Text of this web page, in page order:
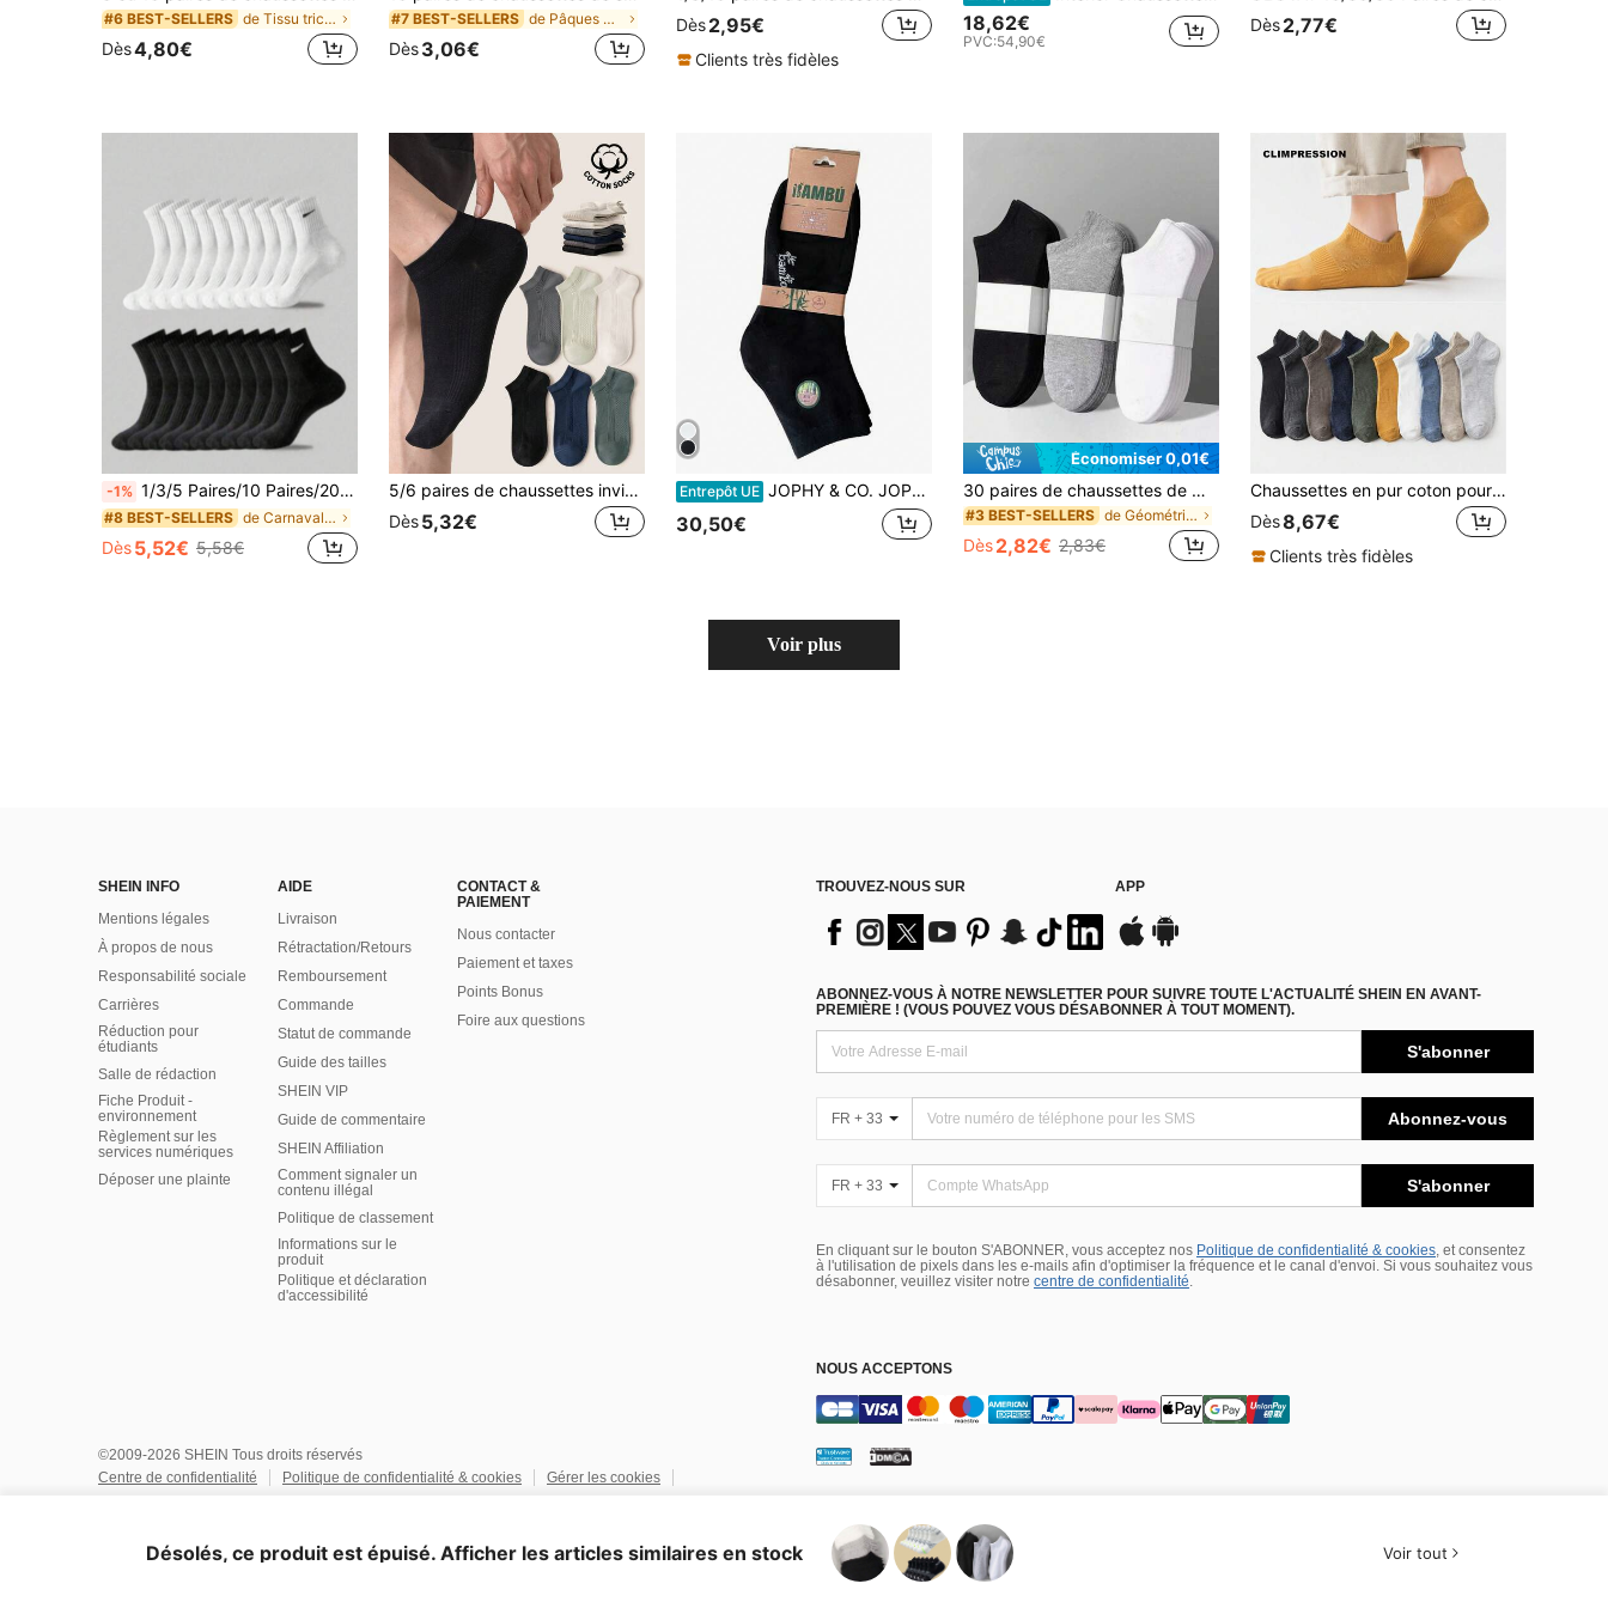
#6 BEST-SELLERS de Tissu tricoté Chaussettes montantes pour hommes
Dès4,80€
#7 BEST-SELLERS de Pâques Chaussettes montantes pour hommes
Dès3,06€
Dès2,95€
Clients très fidèles
18,62€
PVC:54,90€
Dès2,77€
-1% 1/3/5 Paires/10 Paires/20 Paires Chaussettes décontractées pour hommes Chaussettes blanches, Chaussettes d'hiver, Chaussettes noires, Avec fonctions désodorisantes, sportives, respirantes, absorbantes de transpiration
#8 BEST-SELLERS de Carnavals Chaussettes montantes pour hommes
Dès5,52€ 5,58€
5/6 paires de chaussettes invisibles en coton pur pour hommes, fines, respirantes, absorbant l'humidité, côtelées, coupe basse, chaussettes de cheville décontractées, pack de couleurs neutres multiples
Dès5,32€
Entrepôt UE JOPHY & CO. JOPHY & CIE 12 paires de chaussettes en bambou, unisexes pour hommes et femmes, modèle court en bambou doux et respirant cod.7020
30,50€
Économiser 0,01€
30 paires de chaussettes de mode pour femmes en noir, blanc et gris, unisexe, minimaliste, confortable et polyvalent, convient pour le port quotidien décontracté, chaussettes cadeaux, optionnel 1/3/5/10/15/20/30 paires
#3 BEST-SELLERS de Géométrique Chaussettes montantes pour hommes
Dès2,82€ 2,83€
Chaussettes en pur coton pour hommes CLIMPRESSION, chaussettes décontractées à maille respirante à coupe basse, 10 paires de chaussettes invisibles multicolores, convenant pour le port quotidien, les sports, la course
Dès8,67€
Clients très fidèles
Voir plus
SHEIN INFO
Mentions légales
À propos de nous
Responsabilité sociale
Carrières
Réduction pour
étudiants
Salle de rédaction
Fiche Produit -
environnement
Règlement sur les
services numériques
Déposer une plainte
AIDE
Livraison
Rétractation/Retours
Remboursement
Commande
Statut de commande
Guide des tailles
SHEIN VIP
Guide de commentaire
SHEIN Affiliation
Comment signaler un
contenu illégal
Politique de classement
Informations sur le
produit
Politique et déclaration
d'accessibilité
CONTACT &
PAIEMENT
Nous contacter
Paiement et taxes
Points Bonus
Foire aux questions
TROUVEZ-NOUS SUR APP
ABONNEZ-VOUS À NOTRE NEWSLETTER POUR SUIVRE TOUTE L'ACTUALITÉ SHEIN EN AVANT-
PREMIÈRE ! (VOUS POUVEZ VOUS DÉSABONNER À TOUT MOMENT).
S'abonner
FR + 33 Abonnez-vous
FR + 33 S'abonner
En cliquant sur le bouton S'ABONNER, vous acceptez nos Politique de confidentialité & cookies, et consentez
à l'utilisation de pixels dans les e-mails afin d'optimiser la fréquence et le canal d'envoi. Si vous souhaitez vous
désabonner, veuillez visiter notre centre de confidentialité.
NOUS ACCEPTONS
©2009-2026 SHEIN Tous droits réservés
Centre de confidentialité
Politique de confidentialité & cookies
Gérer les cookies
United States
Désolés, ce produit est épuisé. Afficher les articles similaires en stock Voir tout